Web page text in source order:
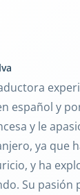
español y
y le
ya que
y ha
Su pasión